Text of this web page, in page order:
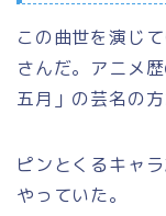
この曲世を演じ
さんだ。アニメ
五月」の芸名の
ピンとくるキャ
やっていた。